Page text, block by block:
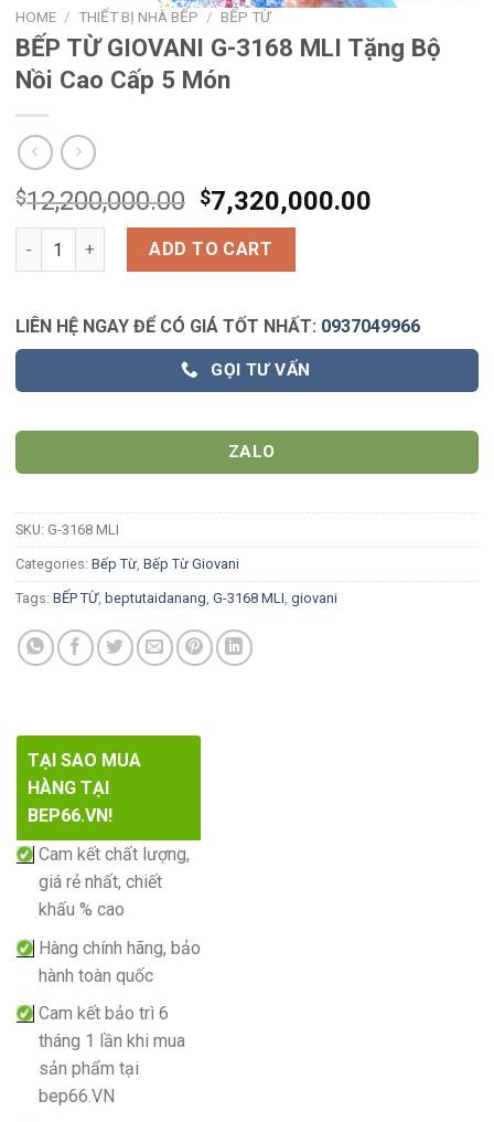
HOME / THIẾT BỊ NHÀ BẾP / BẾP TỪ
BẾP TỪ GIOVANI G-3168 MLI Tặng Bộ
Nồi Cao Cấp 5 Món
$12,200,000.00 $7,320,000.00
BẾP TỪ GIOVANI G-3168 MLI Tặng Bộ Nồi Cao Cấp 5 Món
ADD TO CART
LIÊN HỆ NGAY ĐỂ CÓ GIÁ TỐT NHẤT: 0937049966
GỌI TƯ VẤN
ZALO
SKU: G-3168 MLI
Categories: Bếp Từ, Bếp Từ Giovani
Tags: BẾP TỪ, beptutaidanang, G-3168 MLI, giovani
TẠI SAO MUA
HÀNG TẠI
BEP66.VN!
Cam kết chất lượng,
giá rẻ nhất, chiết
khấu % cao
Hàng chính hãng, bảo
hành toàn quốc
Cam kết bảo trì 6
tháng 1 lần khi mua
sản phẩm tại
bep66.VN